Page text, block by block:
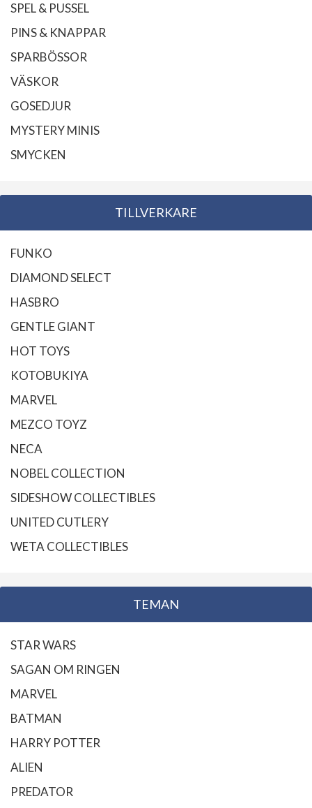
SPEL & PUSSEL
PINS & KNAPPAR
SPARBÖSSOR
VÄSKOR
GOSEDJUR
MYSTERY MINIS
SMYCKEN
TILLVERKARE
FUNKO
DIAMOND SELECT
HASBRO
GENTLE GIANT
HOT TOYS
KOTOBUKIYA
MARVEL
MEZCO TOYZ
NECA
NOBEL COLLECTION
SIDESHOW COLLECTIBLES
UNITED CUTLERY
WETA COLLECTIBLES
TEMAN
STAR WARS
SAGAN OM RINGEN
MARVEL
BATMAN
HARRY POTTER
ALIEN
PREDATOR